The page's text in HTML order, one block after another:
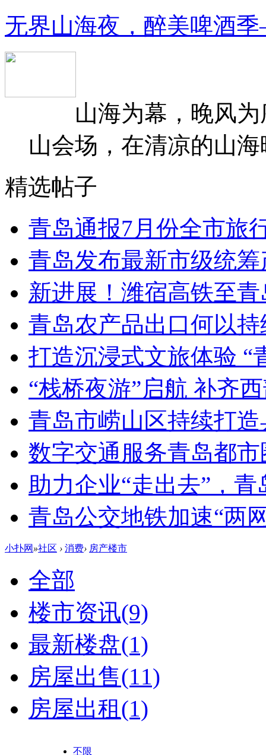
无界山海夜，醉美啤酒
山海为幕，晚风为
山会场，在清凉的山
精选帖子
青岛通报7月份全市旅
青岛发布最新市级统
新进展！潍宿高铁至
青岛农产品出口何以持
打造沉浸式文旅体验 “
“栈桥夜游”启航 补齐
青岛市崂山区持续打
数字交通服务青岛都
助力企业“走出去”，
青岛公交地铁加速“两
小扑网 »社区 › 消费› 房产楼市
全部
楼市资讯(9)
最新楼盘(1)
房屋出售(11)
房屋出租(1)
不限